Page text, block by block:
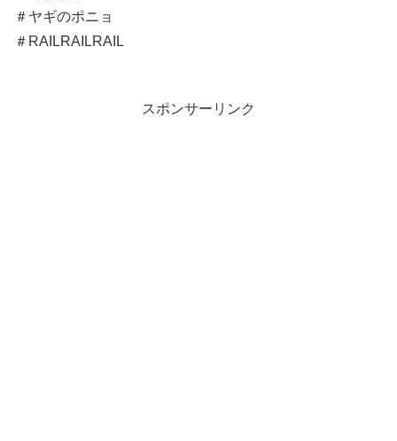
＃ヤギのポニョ
＃RAILRAILRAIL
スポンサーリンク